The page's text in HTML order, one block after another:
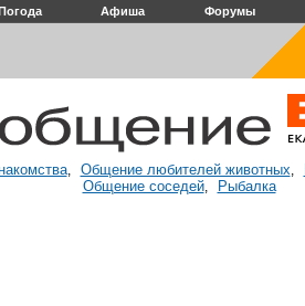
Афиша Форумы
, Общение любителей животных,
Общение соседей, Рыбалка